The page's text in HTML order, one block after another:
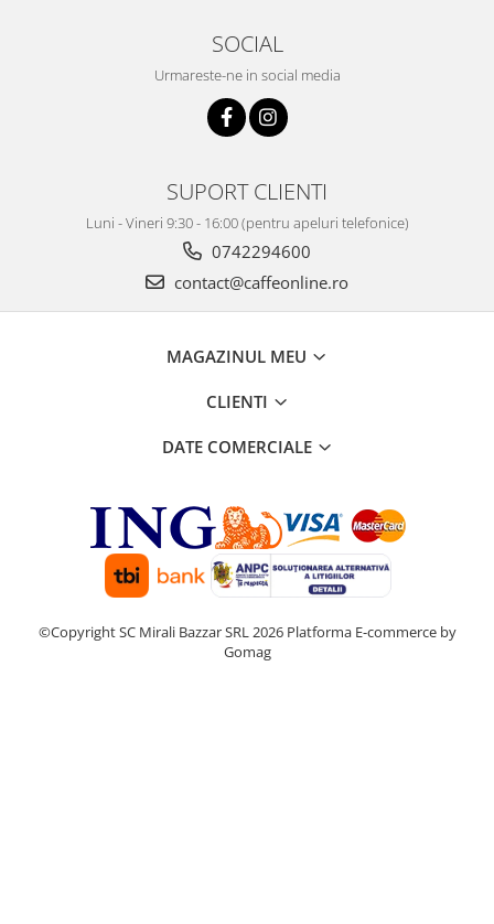
SOCIAL
Urmareste-ne in social media
SUPORT CLIENTI
Luni - Vineri 9:30 - 16:00 (pentru apeluri telefonice)
0742294600
contact@caffeonline.ro
MAGAZINUL MEU
CLIENTI
DATE COMERCIALE
©Copyright SC Mirali Bazzar SRL 2026 Platforma E-commerce by
Gomag